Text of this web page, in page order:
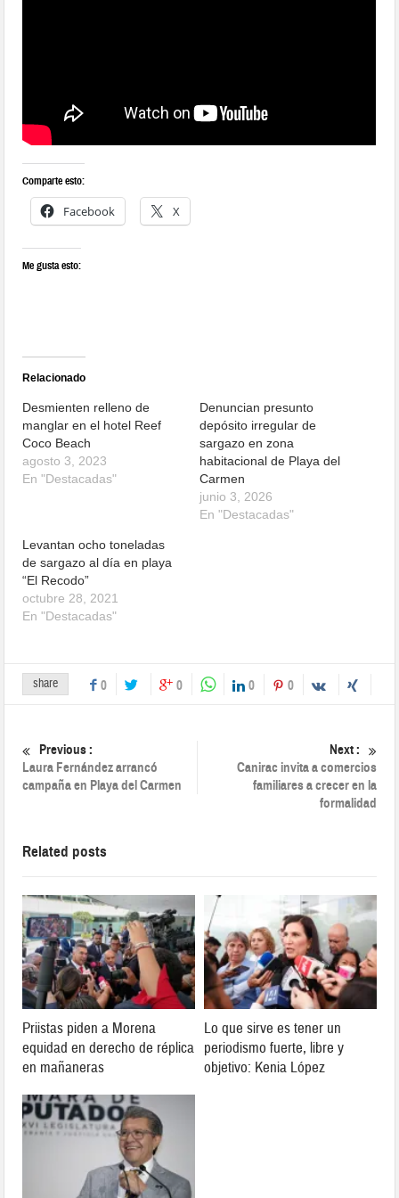
Comparte esto:
Facebook X
Me gusta esto:
Relacionado
Desmienten relleno de
manglar en el hotel Reef
Coco Beach
agosto 3, 2023
En "Destacadas"
Denuncian presunto
depósito irregular de
sargazo en zona
habitacional de Playa del
Carmen
junio 3, 2026
En "Destacadas"
Levantan ocho toneladas
de sargazo al día en playa
“El Recodo”
octubre 28, 2021
En "Destacadas"
share 0 0 0 0
Previous :
Laura Fernández arrancó
campaña en Playa del Carmen
Next :
Canirac invita a comercios
familiares a crecer en la
formalidad
Related posts
Priistas piden a Morena
equidad en derecho de réplica
en mañaneras
Lo que sirve es tener un
periodismo fuerte, libre y
objetivo: Kenia López